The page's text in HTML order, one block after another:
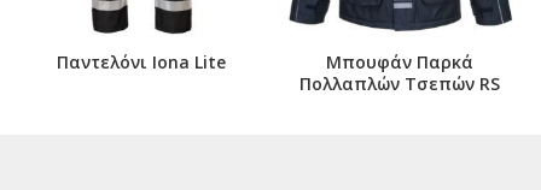
Παντελόνι Iona Lite
Μπουφάν Παρκά
Πολλαπλών Τσεπών RS